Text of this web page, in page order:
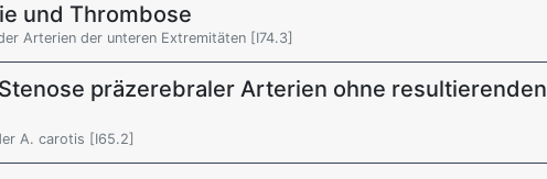
und Thrombose
Arterien der unteren Extremitäten [I74.3]
präzerebraler Arterien ohne resultierenden
A. carotis [I65.2]